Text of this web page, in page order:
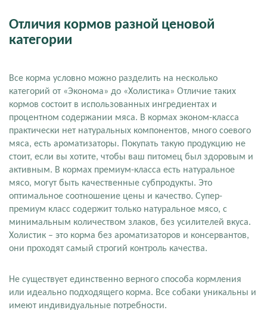
Отличия кормов разной ценовой
категории
Все корма условно можно разделить на несколько
категорий от «Эконома» до «Холистика» Отличие таких
кормов состоит в использованных ингредиентах и
процентном содержании мяса. В кормах эконом-класса
практически нет натуральных компонентов, много соевого
мяса, есть ароматизаторы. Покупать такую продукцию не
стоит, если вы хотите, чтобы ваш питомец был здоровым и
активным. В кормах премиум-класса есть натуральное
мясо, могут быть качественные субпродукты. Это
оптимальное соотношение цены и качество. Супер-
премиум класс содержит только натуральное мясо, с
минимальным количеством злаков, без усилителей вкуса.
Холистик – это корма без ароматизаторов и консервантов,
они проходят самый строгий контроль качества.
Не существует единственно верного способа кормления
или идеально подходящего корма. Все собаки уникальны и
имеют индивидуальные потребности.